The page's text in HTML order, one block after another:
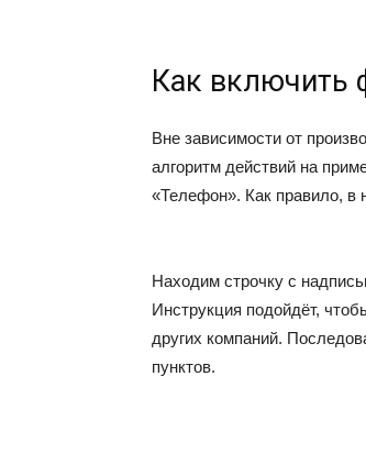
Как включить
Вне зависимости от
алгоритм действий на
«Телефон». Как правило, в
Находим строчку с
Инструкция подойдёт,
других компаний.
пунктов.